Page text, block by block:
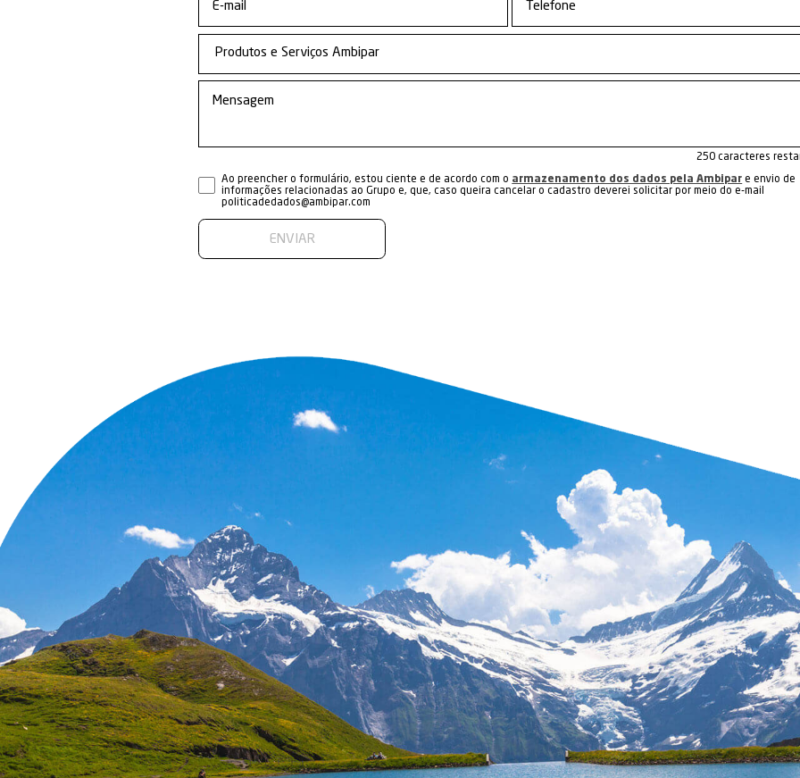
Alpinismo Industrial
Entre em contato com a Ambipar
Nossos analistas comerciais estão prontos para ajudar sua empresa